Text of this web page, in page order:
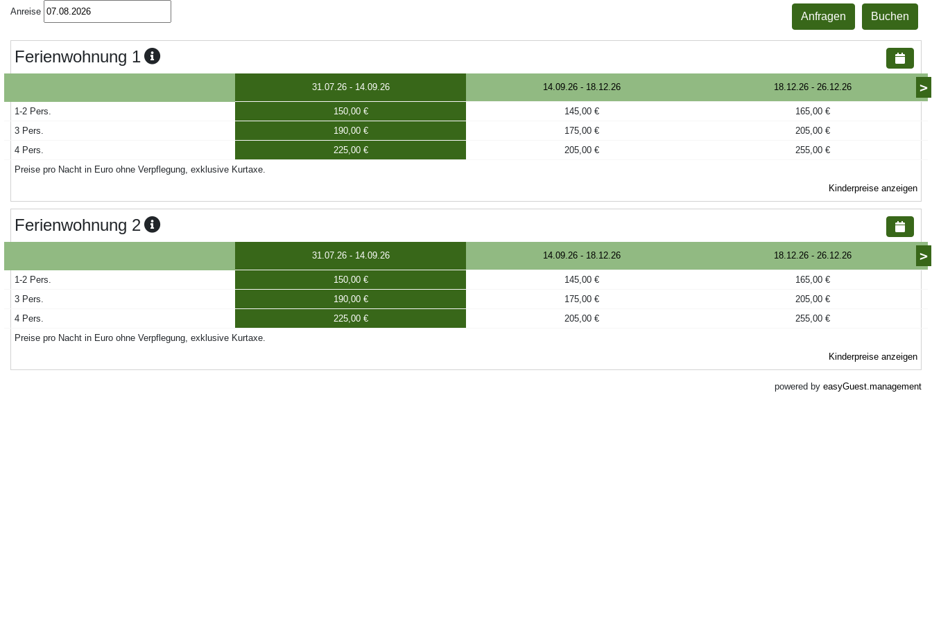
Anreise Buchen
Anfragen
Ferienwohnung 1
>
31.07.26-14.09.26 14.09.26-18.12.26 18.12.26-26.12.26
1-2 Pers. 150,00 € 145,00 €
165,00 €
3 Pers.
190,00 € 175,00 €
205,00 €
4 Pers.
225,00 € 205,00 €
255,00 €
Preise pro Nacht in Euro ohne Verpflegung, exklusive Kurtaxe.
Kinderpreise anzeigen
Ferienwohnung 2
>
31.07.26-14.09.26 14.09.26-18.12.26 18.12.26-26.12.26
1-2 Pers. 150,00 € 145,00 €
165,00 €
3 Pers.
190,00 € 175,00 €
205,00 €
4 Pers.
225,00 € 205,00 €
255,00 €
Preise pro Nacht in Euro ohne Verpflegung, exklusive Kurtaxe.
Kinderpreise anzeigen
powered by easyGuest.management